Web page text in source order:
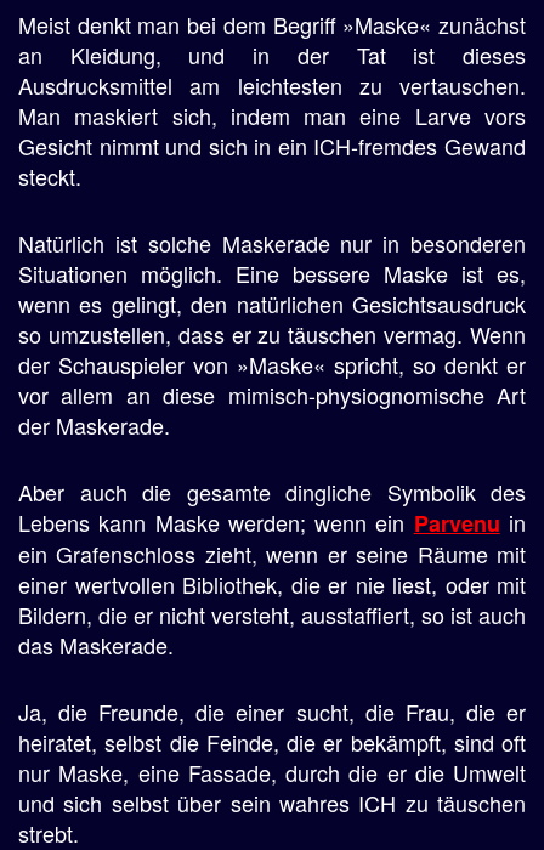
Meist denkt man bei dem Begriff »Maske« zunächst
an Kleidung, und in der Tat ist dieses
Ausdrucksmittel am leichtesten zu vertauschen.
Man maskiert sich, indem man eine Larve vors
Gesicht nimmt und sich in ein ICH-fremdes Gewand
steckt.
Natürlich ist solche Maskerade nur in besonderen
Situationen möglich. Eine bessere Maske ist es,
wenn es gelingt, den natürlichen Gesichtsausdruck
so umzustellen, dass er zu täuschen vermag. Wenn
der Schauspieler von »Maske« spricht, so denkt er
vor allem an diese mimisch-physiognomische Art
der Maskerade.
Aber auch die gesamte dingliche Symbolik des
Lebens kann Maske werden; wenn ein Parvenu in
ein Grafenschloss zieht, wenn er seine Räume mit
einer wertvollen Bibliothek, die er nie liest, oder mit
Bildern, die er nicht versteht, ausstaffiert, so ist auch
das Maskerade.
Ja, die Freunde, die einer sucht, die Frau, die er
heiratet, selbst die Feinde, die er bekämpft, sind oft
nur Maske, eine Fassade, durch die er die Umwelt
und sich selbst über sein wahres ICH zu täuschen
strebt.